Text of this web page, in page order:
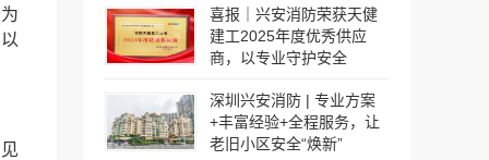
喜报｜兴安消防荣获天健
建工2025年度优秀供应
商，以专业守护安全
深圳兴安消防 | 专业方案
+丰富经验+全程服务，让
老旧小区安全“焕新”